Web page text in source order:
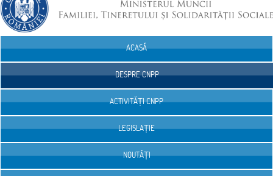
ACASĂ
DESPRE CNPP
ACTIVITĂȚI CNPP
LEGISLAȚIE
NOUTĂȚI